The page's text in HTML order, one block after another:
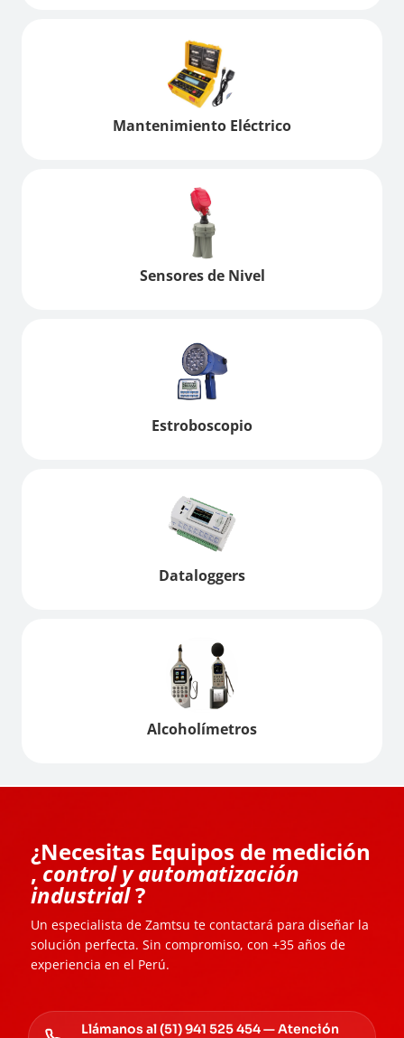
Mantenimiento Eléctrico
Sensores de Nivel
Estroboscopio
Dataloggers
Alcoholímetros
¿Necesitas Equipos de medición
,control y automatización
industrial?
Un especialista de Zamtsu te contactará para diseñar la
solución perfecta. Sin compromiso, con +35 años de
experiencia en el Perú.
Llámanos al (51) 941 525 454 — Atención